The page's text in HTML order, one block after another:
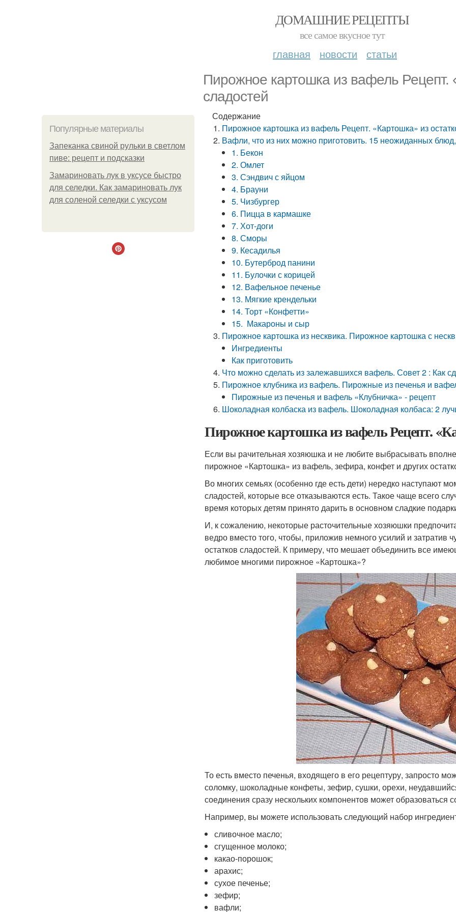
ДОМАШНИЕ РЕЦЕПТЫ
все самое вкусное тут
главная новости статьи
Пирожное картошка из вафель Рецепт.
сладостей
Популярные материалы
Запеканка свиной рульки в светлом
пиве: рецепт и подсказки
Замариновать лук в уксусе быстро
для селедки. Как замариновать лук
для соленой селедки с уксусом
Содержание
Пирожное картошка из вафель Рецепт. «Картошка» из
Вафли, что из них можно приготовить. 15 неожиданных
1. Бекон
2. Омлет
3. Сэндвич с яйцом
4. Брауни
5. Чизбургер
6. Пицца в кармашке
7. Хот-доги
8. Сморы
9. Кесадилья
10. Бутерброд панини
11. Булочки с корицей
12. Вафельное печенье
13. Мягкие крендельки
14. Торт «Конфетти»
15. Макароны и сыр
Пирожное картошка из несквика. Пирожное картошка с
Ингредиенты
Как приготовить
Что можно сделать из залежавшихся вафель. Совет 2 : Как
Пирожное клубника из вафель. Пирожные из печенья и
Пирожные из печенья и вафель «Клубничка» - рецепт
Шоколадная колбаска из вафель. Шоколадная колбаса: 2
Пирожное картошка из вафель Рецепт.
Если вы рачительная хозяюшка и не любите выбрасывать
пирожное «Картошка» из вафель, зефира, конфет и других
Во многих семьях (особенно где есть дети) нередко наступают
сладостей, которые все отказываются есть. Такое чаще всего
время которых детям принято дарить в основном сладкие
И, к сожалению, некоторые расточительные хозяюшки
ведро вместо того, чтобы, приложив немного усилий и затратив
остатков сладостей. К примеру, что мешает объединить все
любимое многими пирожное «Картошка»?
То есть вместо печенья, входящего в его рецептуру, запросто
соломку, шоколадные конфеты, зефир, сушки, орехи,
соединения сразу нескольких компонентов может
Например, вы можете использовать следующий набор
сливочное масло;
сгущенное молоко;
какао-порошок;
арахис;
сухое печенье;
зефир;
вафли;